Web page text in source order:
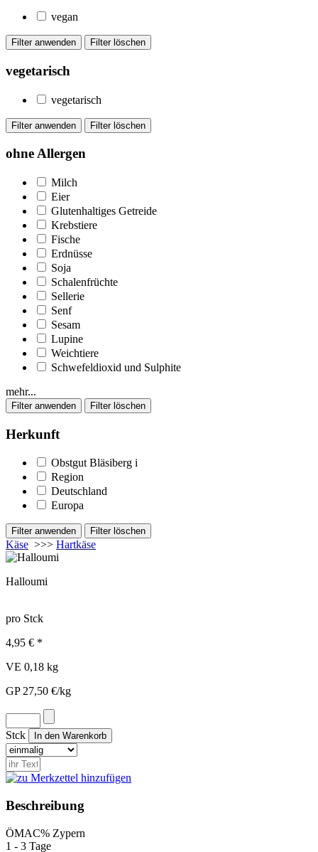
vegan
vegetarisch
vegetarisch
ohne Allergen
Milch
Eier
Glutenhaltiges Getreide
Krebstiere
Fische
Erdnüsse
Soja
Schalenfrüchte
Sellerie
Senf
Sesam
Lupine
Weichtiere
Schwefeldioxid und Sulphite
mehr...
Herkunft
Obstgut Bläsiberg i
Region
Deutschland
Europa
Käse >>> Hartkäse
Halloumi
pro Stck
4,95 € *
VE 0,18 kg
GP 27,50 €/kg
Stck
Beschreibung
ÖMAC% Zypern
1 - 3 Tage